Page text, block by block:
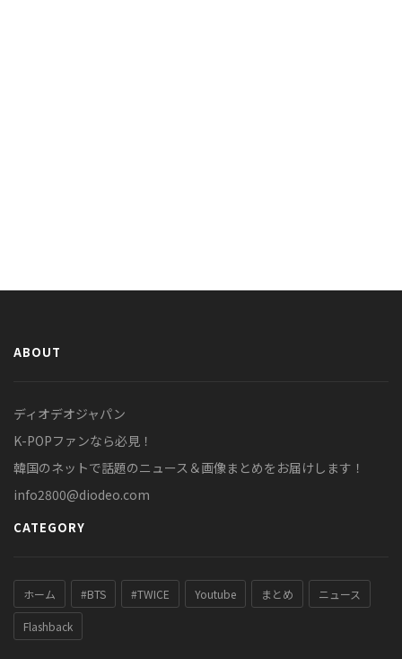
ABOUT
ディオデオジャパン
K-POPファンなら必見！
韓国のネットで話題のニュース＆画像まとめをお届けします！
info2800@diodeo.com
CATEGORY
ホーム #BTS #TWICE Youtube まとめ ニュース
Flashback